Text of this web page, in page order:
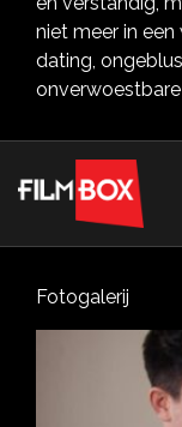
niet meer in
dating,
Fotogalerij